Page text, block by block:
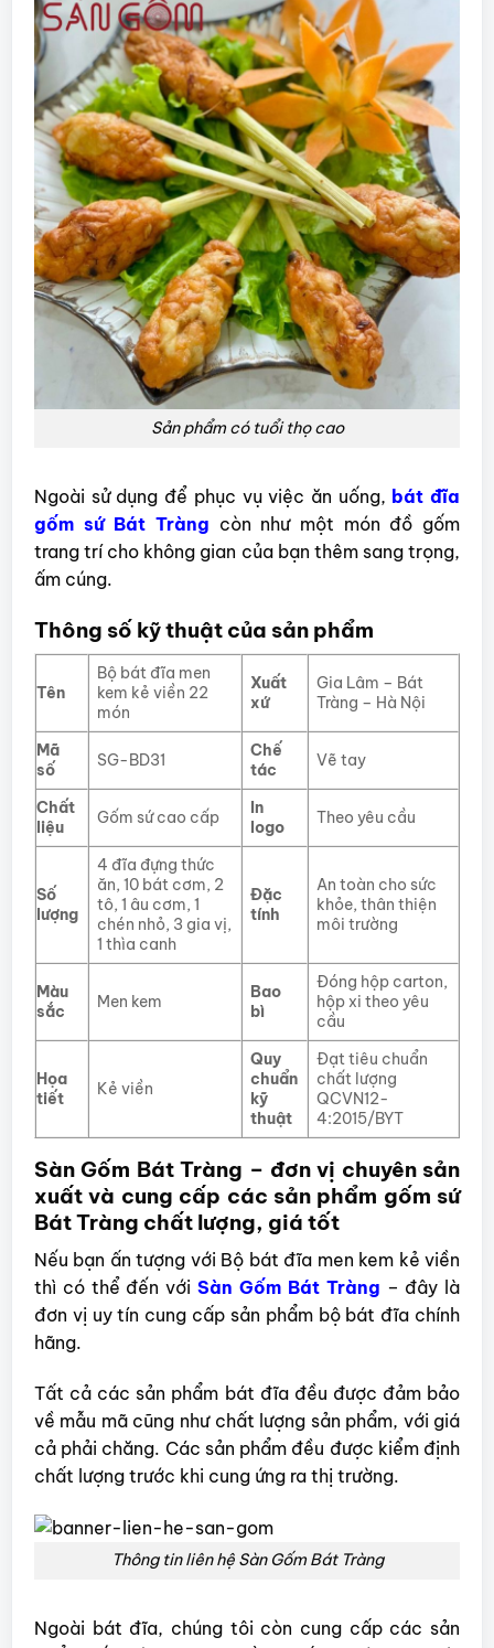
Sản phẩm có tuổi thọ cao
Ngoài sử dụng để phục vụ việc ăn uống, bát đĩa
gốm sứ Bát Tràng còn như một món đồ gốm
trang trí cho không gian của bạn thêm sang trọng,
ấm cúng.
Thông số kỹ thuật của sản phẩm
Tên
Bộ bát đĩa men
kem kẻ viền 22
món
Xuất
xứ
Gia Lâm – Bát
Tràng – Hà Nội
Mã
số
SG-BD31
Chế
tác
Vẽ tay
Chất
liệu
Gốm sứ cao cấp
In
logo
Theo yêu cầu
Số
lượng
4 đĩa đựng thức
ăn, 10 bát cơm, 2
tô, 1 âu cơm, 1
chén nhỏ, 3 gia vị,
1 thìa canh
Đặc
tính
An toàn cho sức
khỏe, thân thiện
môi trường
Màu
sắc
Men kem
Bao
bì
Đóng hộp carton,
hộp xi theo yêu
cầu
Họa
tiết
Kẻ viền
Quy
chuẩn
kỹ
thuật
Đạt tiêu chuẩn
chất lượng
QCVN12-
4:2015/BYT
Sàn Gốm Bát Tràng – đơn vị chuyên sản
xuất và cung cấp các sản phẩm gốm sứ
Bát Tràng chất lượng, giá tốt
Nếu bạn ấn tượng với Bộ bát đĩa men kem kẻ viền
thì có thể đến vớiSàn Gốm Bát Tràng – đây là
đơn vị uy tín cung cấp sản phẩm bộ bát đĩa chính
hãng.
Tất cả các sản phẩm bát đĩa đều được đảm bảo
về mẫu mã cũng như chất lượng sản phẩm, với giá
cả phải chăng. Các sản phẩm đều được kiểm định
chất lượng trước khi cung ứng ra thị trường.
Thông tin liên hệ Sàn Gốm Bát Tràng
Ngoài bát đĩa, chúng tôi còn cung cấp các sản